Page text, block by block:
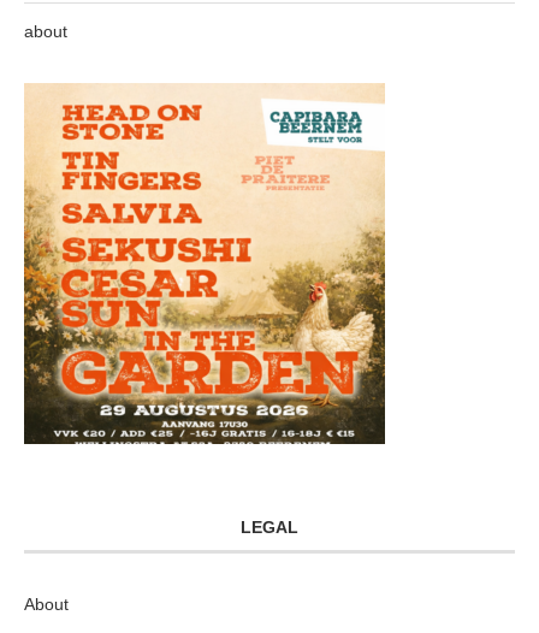
about
LEGAL
About